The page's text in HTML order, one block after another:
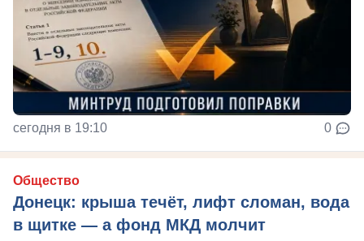
сегодня в 19:10 0
Общество
Донецк: крыша течёт, лифт сломан, вода
в щитке — а фонд МКД молчит